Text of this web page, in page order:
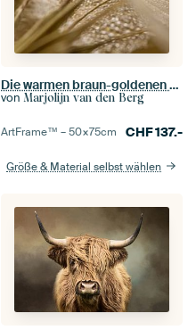
Die warmen braun-goldenen Farben eines Tragopogon
von Marjolijn van den Berg
ArtFrame™ –50×75cm CHF137.-
Größe & Material selbst wählen